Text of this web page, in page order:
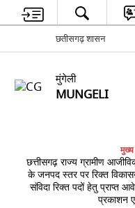
छतीसगढ़ शासन
मुंगेली
MUNGELI
मुख्य
छत्तीसगढ़ राज्य ग्रामीण
के जनपद स्तर पर रिक्त
संविदा रिक्त पदों हेतु प्राप्त
प्रकाशन